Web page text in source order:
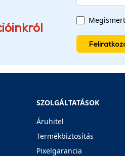
SZOLGÁLTATÁSOK
Áruhitel
Termékbiztosítás
Pixelgarancia